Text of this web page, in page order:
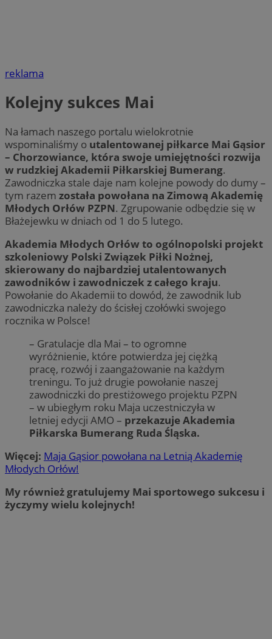
reklama
Kolejny sukces Mai
Na łamach naszego portalu wielokrotnie
wspominaliśmy o utalentowanej piłkarce Mai Gąsior
– Chorzowiance, która swoje umiejętności rozwija
w rudzkiej Akademii Piłkarskiej Bumerang.
Zawodniczka stale daje nam kolejne powody do dumy –
tym razem została powołana na Zimową Akademię
Młodych Orłów PZPN. Zgrupowanie odbędzie się w
Błażejewku w dniach od 1 do 5 lutego.
Akademia Młodych Orłów to ogólnopolski projekt
szkoleniowy Polski Związek Piłki Nożnej,
skierowany do najbardziej utalentowanych
zawodników i zawodniczek z całego kraju.
Powołanie do Akademii to dowód, że zawodnik lub
zawodniczka należy do ścisłej czołówki swojego
rocznika w Polsce!
– Gratulacje dla Mai – to ogromne
wyróżnienie, które potwierdza jej ciężką
pracę, rozwój i zaangażowanie na każdym
treningu. To już drugie powołanie naszej
zawodniczki do prestiżowego projektu PZPN
– w ubiegłym roku Maja uczestniczyła w
letniej edycji AMO – przekazuje Akademia
Piłkarska Bumerang Ruda Śląska.
Więcej: Maja Gąsior powołana na Letnią Akademię
Młodych Orłów!
My również gratulujemy Mai sportowego sukcesu i
życzymy wielu kolejnych!